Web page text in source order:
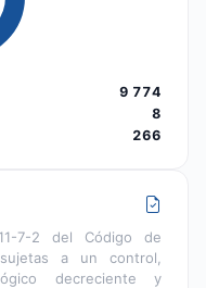
9 774
8
266
7-2 del Código de
a un control,
decreciente y